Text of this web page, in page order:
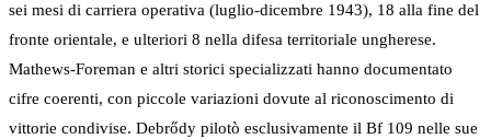
sei mesi di carriera operativa (luglio-dicembre 1943), 18 alla fine del
fronte orientale, e ulteriori 8 nella difesa territoriale ungherese.
Mathews-Foreman e altri storici specializzati hanno documentato
cifre coerenti, con piccole variazioni dovute al riconoscimento di
vittorie condivise. Debrődy pilotò esclusivamente il Bf 109 nelle sue